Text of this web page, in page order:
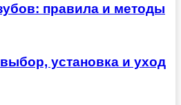
правила и методы
установка и уход